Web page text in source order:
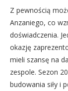
Z pewnością
Anzaniego, co
doświadczenia.
okazję
mieli szansę na
zespole. Sezon
budowania siły i